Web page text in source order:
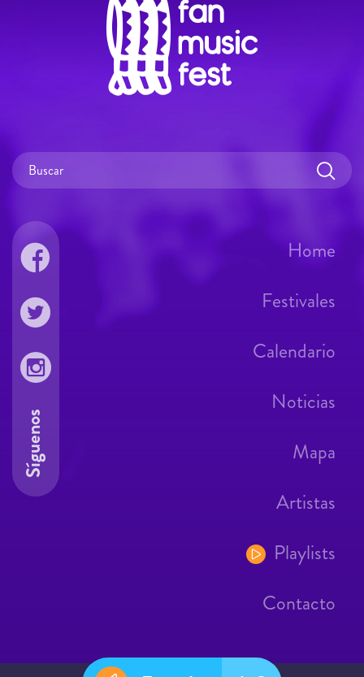
Home
Festivales
Calendario
Noticias
Mapa
Artistas
Playlists
Contacto
Síguenos